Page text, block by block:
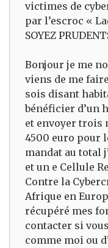
victimes de
par l’escroc «
SOYEZ
Bonjour je me
viens de me
sois disant
bénéficier d’un
et envoyer trois
4500 euro pour
mandat au total
et un e Cellule
Contre la
Afrique en
récupéré mes
contacter si
comme moi ou